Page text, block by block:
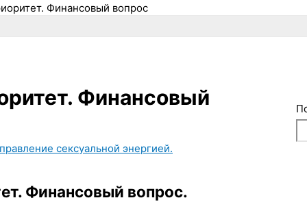
Финансовый вопрос
Финансовый
сексуальной энергией.
Финансовый вопрос.